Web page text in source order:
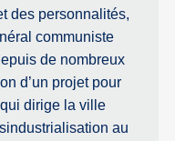
des personnalités,
communiste
de nombreux
d’un projet pour
dirige la ville
au